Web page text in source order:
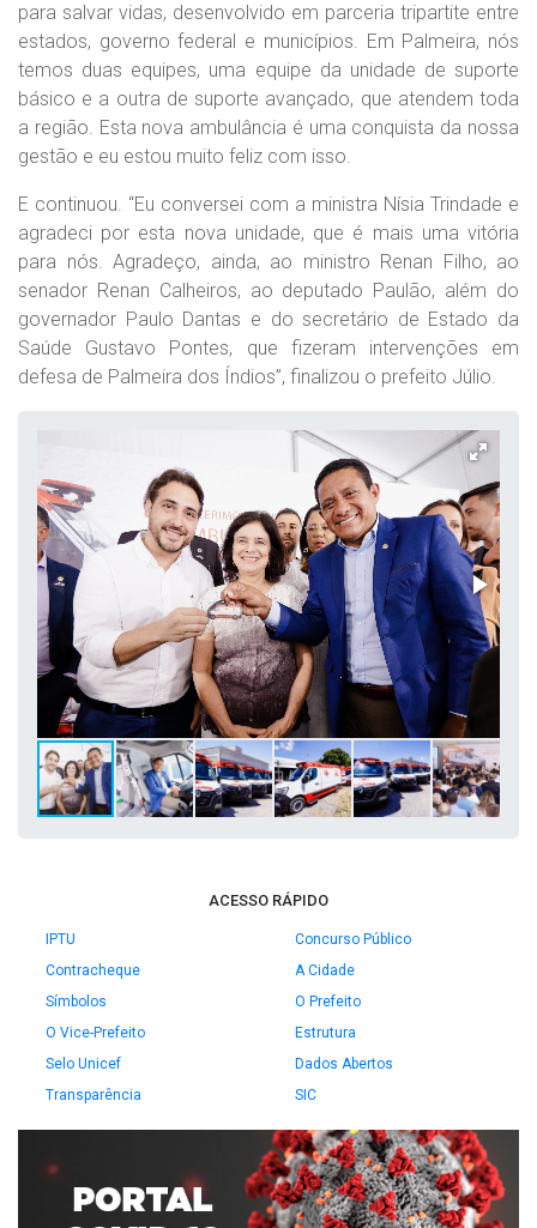
para salvar vidas, desenvolvido em parceria tripartite entre
estados, governo federal e municípios. Em Palmeira, nós
temos duas equipes, uma equipe da unidade de suporte
básico e a outra de suporte avançado, que atendem toda
a região. Esta nova ambulância é uma conquista da nossa
gestão e eu estou muito feliz com isso.
E continuou. “Eu conversei com a ministra Nísia Trindade e
agradeci por esta nova unidade, que é mais uma vitória
para nós. Agradeço, ainda, ao ministro Renan Filho, ao
senador Renan Calheiros, ao deputado Paulão, além do
governador Paulo Dantas e do secretário de Estado da
Saúde Gustavo Pontes, que fizeram intervenções em
defesa de Palmeira dos Índios”, finalizou o prefeito Júlio.
ACESSO RÁPIDO
IPTU
Concurso Público
Contracheque
A Cidade
Símbolos
O Prefeito
O Vice-Prefeito
Estrutura
Selo Unicef
Dados Abertos
Transparência
SIC